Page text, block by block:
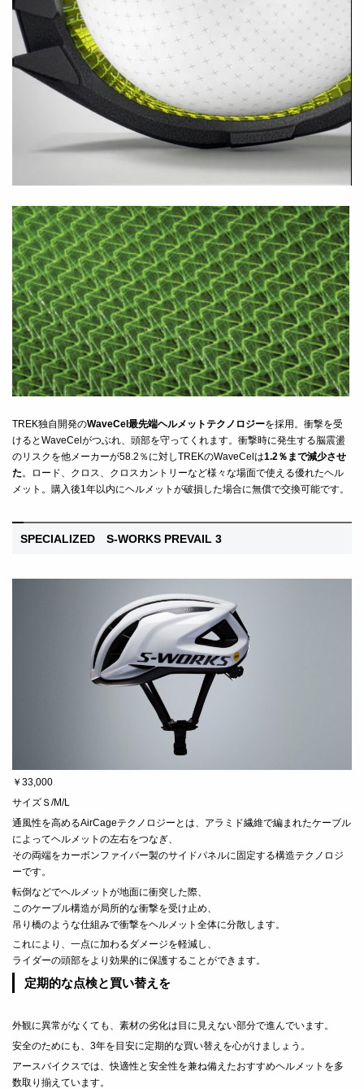
TREK独自開発のWaveCel最先端ヘルメットテクノロジーを採用。衝撃を受
けるとWaveCelがつぶれ、頭部を守ってくれます。衝撃時に発生する脳震盪
のリスクを他メーカーが58.2％に対しTREKのWaveCelは1.2％まで減少させ
た。ロード、クロス、クロスカントリーなど様々な場面で使える優れたヘル
メット。 購入後1年以内にヘルメットが破損した場合に無償で交換可能です。
SPECIALIZED S-WORKS PREVAIL 3
￥33,000
サイズＳ/M/L
通風性を高めるAirCageテクノロジーとは、アラミド繊維で編まれたケーブル
によってヘルメットの左右をつなぎ、
その両端をカーボンファイバー製のサイドパネルに固定する構造テクノロジ
ーです。
転倒などでヘルメットが地面に衝突した際、
このケーブル構造が局所的な衝撃を受け止め、
吊り橋のような仕組みで衝撃をヘルメット全体に分散します。
これにより、一点に加わるダメージを軽減し、
ライダーの頭部をより効果的に保護することができます。
定期的な点検と買い替えを
外観に異常がなくても、素材の劣化は目に見えない部分で進んでいます。
安全のためにも、3年を目安に定期的な買い替えを心がけましょう。
アースバイクスでは、快適性と安全性を兼ね備えたおすすめヘルメットを多
数取り揃えています。